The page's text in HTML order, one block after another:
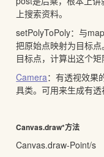
上搜索资料。
setPolyToPoly：与
把原始点映射为目标
目标点，计算出这个矩
Camera：有透视效果
具类。可用来生成有透
Canvas.draw*方法
Canvas.draw-Point/s